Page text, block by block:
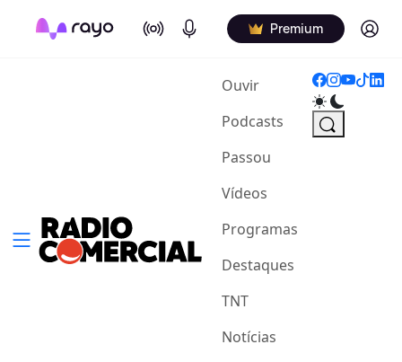
On Air Podcasts Premium Log in
Ouvir(current)
Podcasts
Passou
Vídeos
Programas
Destaques
TNT
Notícias